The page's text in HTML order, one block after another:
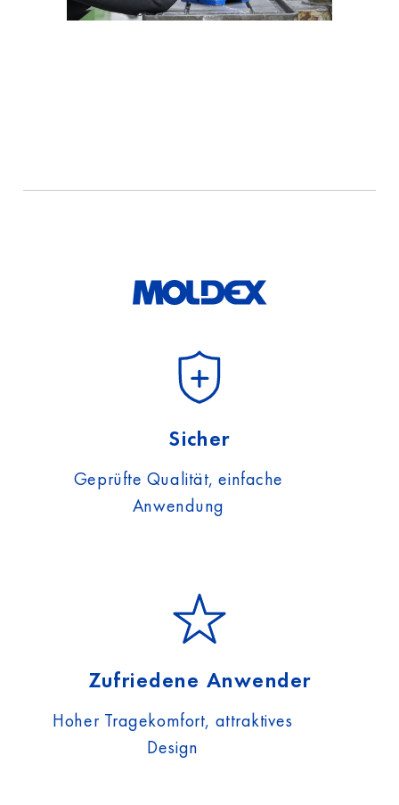
Sicher
Geprüfte Qualität, einfache
Anwendung
Zufriedene Anwender
Hoher Tragekomfort, attraktives
Design